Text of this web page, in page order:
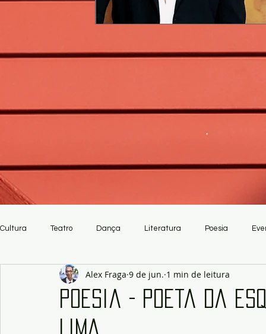
Cultura Teatro Dança Literatura Poesia
Artesanato
Poesia - Poeta da
Lima
Alex Fraga 9 de jun. 1 min de leitura